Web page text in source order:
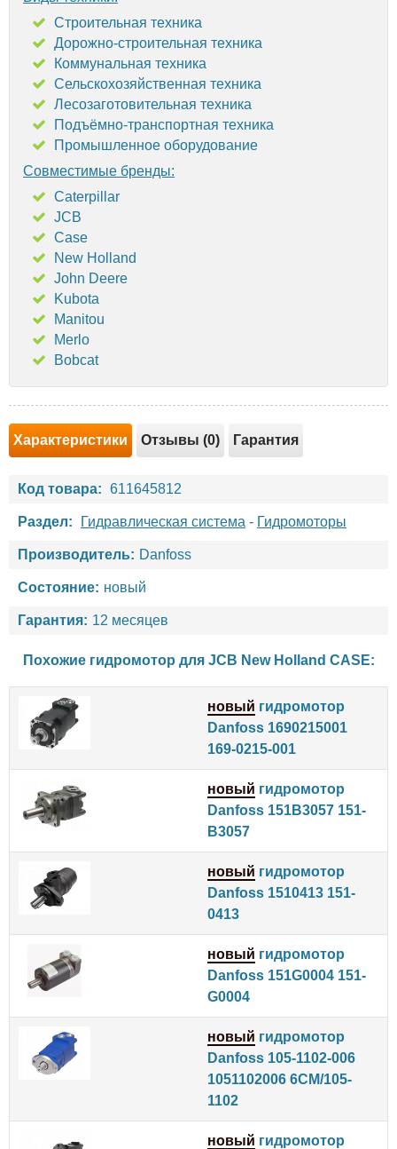
Строительная техника
Дорожно-строительная техника
Коммунальная техника
Сельскохозяйственная техника
Лесозаготовительная техника
Подъёмно-транспортная техника
Промышленное оборудование
Совместимые бренды:
Caterpillar
JCB
Case
New Holland
John Deere
Kubota
Manitou
Merlo
Bobcat
Характеристики Отзывы (0) Гарантия
Код товара: 611645812
Раздел: Гидравлическая система - Гидромоторы
Производитель: Danfoss
Состояние: новый
Гарантия: 12 месяцев
Похожие гидромотор для JCB New Holland CASE:
новый гидромотор
Danfoss 1690215001
169-0215-001
новый гидромотор
Danfoss 151B3057 151-
B3057
новый гидромотор
Danfoss 1510413 151-
0413
новый гидромотор
Danfoss 151G0004 151-
G0004
новый гидромотор
Danfoss 105-1102-006
1051102006 6CM/105-
1102
новый гидромотор